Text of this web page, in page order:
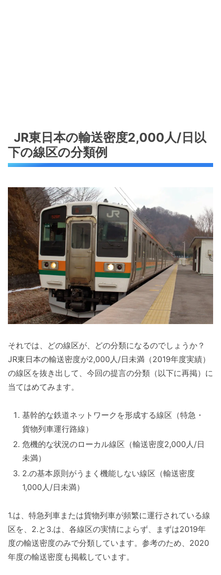
JR東日本の輸送密度2,000人/日以
下の線区の分類例
それでは、どの線区が、どの分類になるのでしょうか？
JR東日本の輸送密度が2,000人/日未満（2019年度実績）
の線区を抜き出して、今回の提言の分類（以下に再掲）に
当てはめてみます。
基幹的な鉄道ネットワークを形成する線区（特急・
貨物列車運行路線）
危機的な状況のローカル線区（輸送密度2,000人/日
未満）
2.の基本原則がうまく機能しない線区（輸送密度
1,000人/日未満）
1.は、特急列車または貨物列車が頻繁に運行されている線
区を、2.と3.は、各線区の実情によらず、まずは2019年
度の輸送密度のみで分類しています。参考のため、2020
年度の輸送密度も掲載しています。